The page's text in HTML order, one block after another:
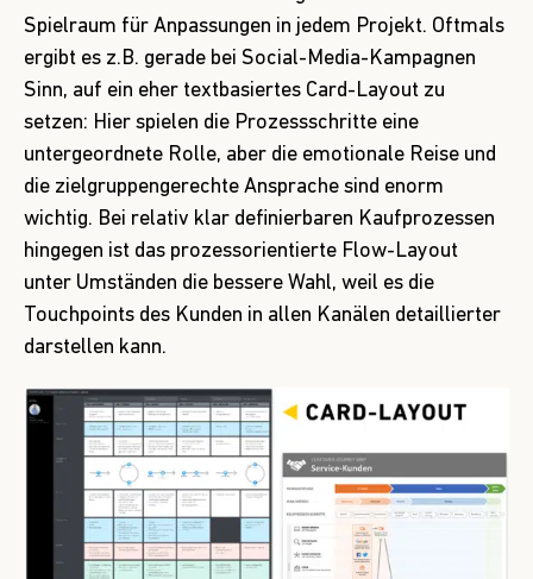
Spielraum für Anpassungen in jedem Projekt. Oftmals
ergibt es z.B. gerade bei Social-Media-Kampagnen
Sinn, auf ein eher textbasiertes Card-Layout zu
setzen: Hier spielen die Prozessschritte eine
untergeordnete Rolle, aber die emotionale Reise und
die zielgruppengerechte Ansprache sind enorm
wichtig. Bei relativ klar definierbaren Kaufprozessen
hingegen ist das prozessorientierte Flow-Layout
unter Umständen die bessere Wahl, weil es die
Touchpoints des Kunden in allen Kanälen detaillierter
darstellen kann.